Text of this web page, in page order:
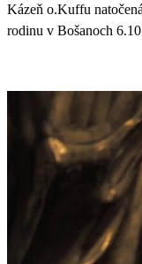
Kázeň o.Kuffu
rodinu v Bošanoch